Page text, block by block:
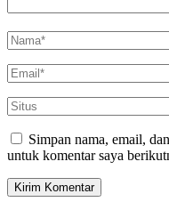
Simpan nama, email,
untuk komentar saya